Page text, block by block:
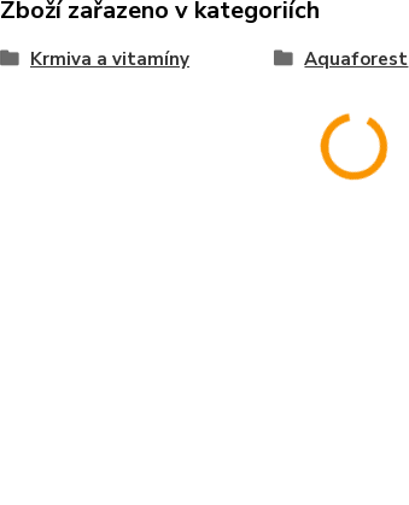
Zboží zařazeno v kategoriích
Krmiva a vitamíny Aquaforest